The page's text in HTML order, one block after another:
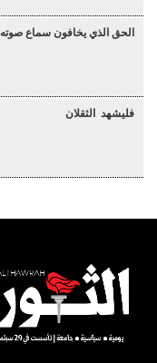
الحق الذي يخافون سماع صوته
فليشهد الثقلان